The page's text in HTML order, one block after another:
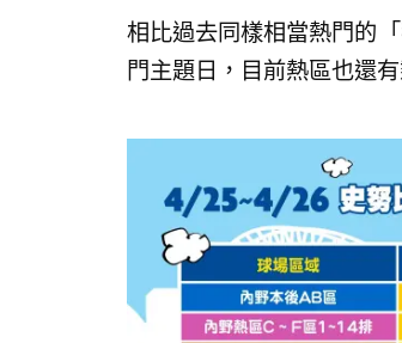
相比過去同樣相當熱門的
門主題日，目前熱區也還